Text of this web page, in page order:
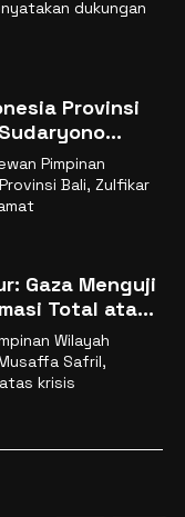
dukungan
Provinsi
Pimpinan
Bali, Zulfikar
Gaza Menguji
Total atau
Wilayah
Safril,
krisis